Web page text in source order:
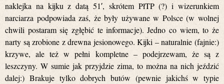
naklejka na kijku z datą 51′, skrótem PłTP (?) i wizerunkiem
narciarza podpowiada zaś, że były używane w Polsce (w wolnej
chwili postaram się zgłębić te informacje). Jedno co wiem, to że
narty są zrobione z drewna jesionowego. Kijki – naturalnie (fajnie:)
krzywe, ale też w pełni kompletne – podejrzewam, że są z
leszczyny. W sumie jak przyjdzie zima, to można na nich jeździć
dalej:) Brakuje tylko dobrych butów (pewnie jakichś w typie